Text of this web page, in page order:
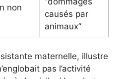
non
causés par
animaux”
maternelle, illustre
pas l’activité